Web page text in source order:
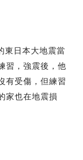
東日本大地震當
習，強震後，他
有受傷，但練習
家也在地震損